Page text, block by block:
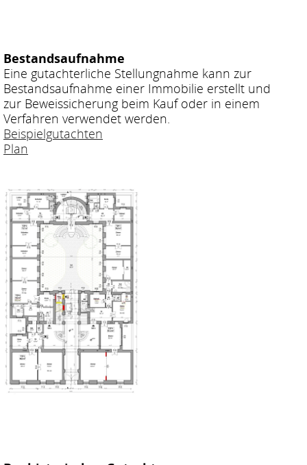
Bestandsaufnahme
Eine gutachterliche Stellungnahme kann zur
Bestandsaufnahme einer Immobilie erstellt und
zur Beweissicherung beim Kauf oder in einem
Verfahren verwendet werden.
Beispielgutachten
Plan